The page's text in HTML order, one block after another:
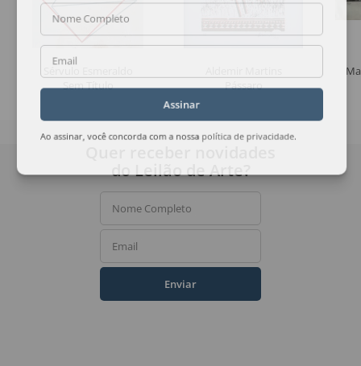
Sem Título
Pássaro
Nome Completo
Email
Assinar
Ao assinar, você concorda com a nossa política de privacidade
do Leilão de Arte?
Nome Completo
Email
Enviar